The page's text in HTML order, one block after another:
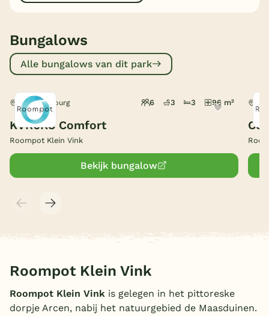
Bungalows
Alle bungalows van dit park
Arcen, Limburg 6 3 3 96 m²
KVR6KC Comfort
Roompot Klein Vink
Bekijk bungalow
Roompot Klein Vink
Roompot Klein Vink is gelegen in het pittoreske
dorpje Arcen, nabij het natuurgebied de Maasduinen.